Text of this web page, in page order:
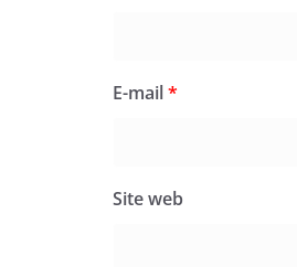
E-mail*
Site web